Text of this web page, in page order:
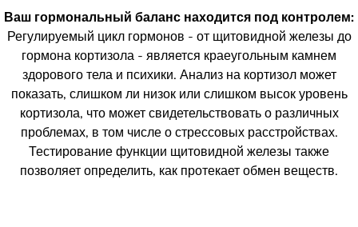
Ваш гормональный баланс находится под контролем:
Регулируемый цикл гормонов - от щитовидной железы до
гормона кортизола - является краеугольным камнем
здорового тела и психики. Анализ на кортизол может
показать, слишком ли низок или слишком высок уровень
кортизола, что может свидетельствовать о различных
проблемах, в том числе о стрессовых расстройствах.
Тестирование функции щитовидной железы также
позволяет определить, как протекает обмен веществ.